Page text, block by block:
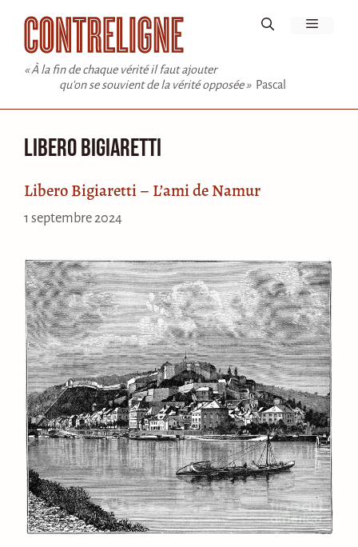
contenu
« À la fin de chaque vérité il faut ajouter
qu'on se souvient de la vérité opposée » Pascal
Menu
Libero Bigiaretti
Libero Bigiaretti – L’ami de Namur
1 septembre 2024